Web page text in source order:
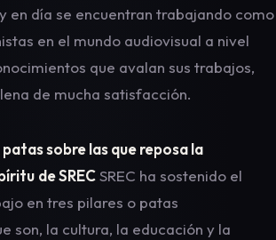
en día se encuentran trabajando como
en el mundo audiovisual a nivel
que avalan sus trabajos,
de mucha satisfacción.
sobre las que reposa la
de SRECSREC ha sostenido el
en tres pilares o patas
son, la cultura, la educación y la